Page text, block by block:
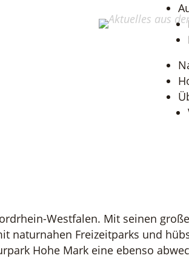
Westfalen. Mit seinen
naturnahen Freizeitparks und
Hohe Mark eine ebenso